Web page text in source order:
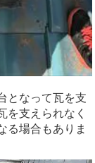
となって瓦を支
を支えられなく
る場合もありま